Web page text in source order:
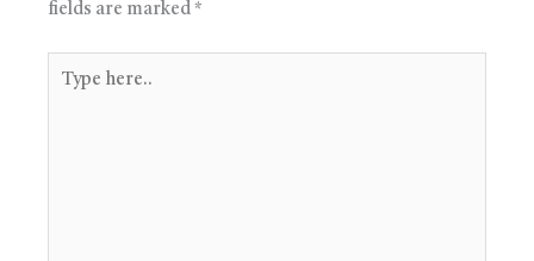
fields are marked *
here..